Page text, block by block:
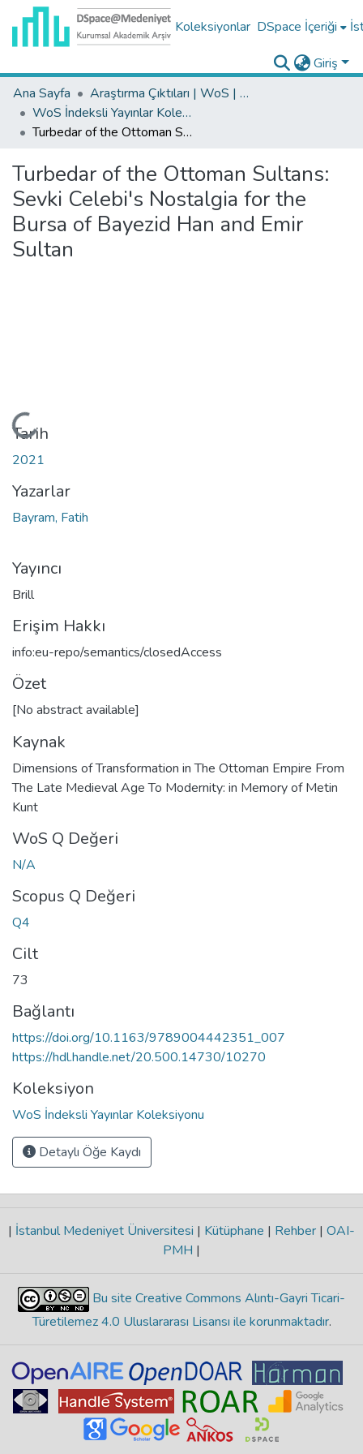
Koleksiyonlar DSpace İçeriği
Giriş
Ana Sayfa
Araştırma Çıktıları | WoS | Scopus | TR-Dizin | PubMed
WoS İndeksli Yayınlar Koleksiyonu
Turbedar of the Ottoman Sultans: Sevki Celebi's Nostalgia for the Bursa of Bayezid Han and Emir Sultan
Turbedar of the Ottoman Sultans:
Sevki Celebi's Nostalgia for the
Bursa of Bayezid Han and Emir
Sultan
Yükleniyor...
Tarih
2021
Yazarlar
Bayram, Fatih
Yayıncı
Brill
Erişim Hakkı
info:eu-repo/semantics/closedAccess
Özet
[No abstract available]
Kaynak
Dimensions of Transformation in The Ottoman Empire From
The Late Medieval Age To Modernity: in Memory of Metin
Kunt
WoS Q Değeri
N/A
Scopus Q Değeri
Q4
Cilt
73
Bağlantı
https://doi.org/10.1163/9789004442351_007
https://hdl.handle.net/20.500.14730/10270
Koleksiyon
WoS İndeksli Yayınlar Koleksiyonu
Detaylı Öğe Kaydı
| İstanbul Medeniyet Üniversitesi | Kütüphane | Rehber | OAI-
PMH |
Bu site Creative Commons Alıntı-Gayri Ticari-
Türetilemez 4.0 Uluslararası Lisansı ile korunmaktadır.